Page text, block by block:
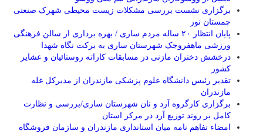
برگزاری نشست بررسی مشکلات زیست محیطی شهرک صنعتی
چمستان نور
پایان انتظار ۲۰ ساله مردم ساری / بهره برداری از سالن فرهنگی
ورزشی ماهفروجک شهرستان ساری به برکت نگاه شهدا
درخشش دختران مازنی در مسابقات کاراته روستائیان و عشایر
کشور
تقدیر رئیس دانشگاه علوم پزشکی مازندران از مدیرکل غله
مازندران
برگزاری کارگروه آرد و نان شهرستان ساری/بررسی و نظارت
کامل بر روند توزیع آرد در مرکز استان
امضاء تفاهم نامه میان استانداری مازندران و سازمان فروشگاه